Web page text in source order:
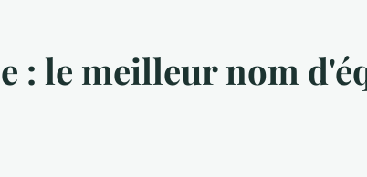
: le meilleur nom